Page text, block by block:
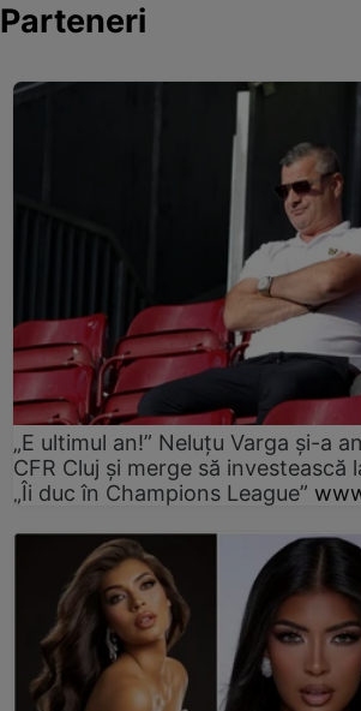
Parteneri
„E ultimul an!” Neluțu Varga și-a
CFR Cluj și merge să investească
„Îi duc în Champions League”